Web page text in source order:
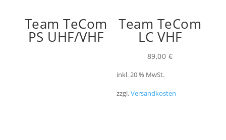
Team TeCom
PS UHF/VHF
Team TeCom
LC VHF
89,00 €
inkl. 20 % MwSt.
zzgl.Versandkosten